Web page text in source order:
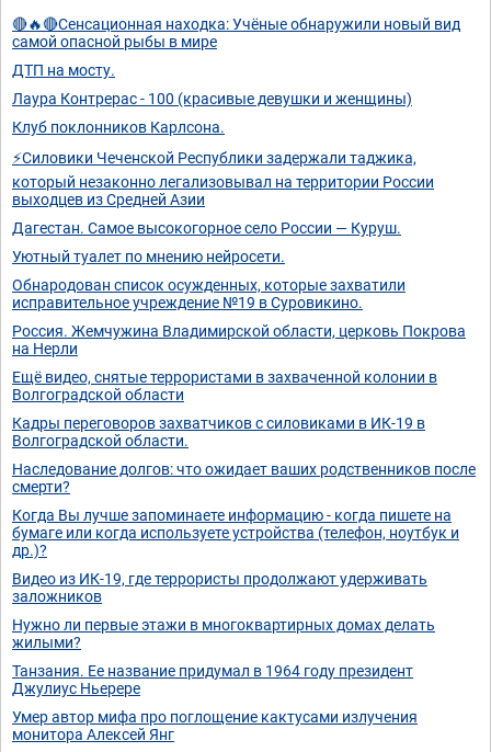
🔴🔥🔴Сенсационная находка: Учёные обнаружили новый вид
самой опасной рыбы в мире
ДТП на мосту.
Лаура Контрерас - 100 (красивые девушки и женщины)
Клуб поклонников Карлсона.
⚡️Силовики Чеченской Республики задержали таджика,
который незаконно легализовывал на территории России
выходцев из Средней Азии
Дагестан. Самое высокогорное село России — Куруш.
Уютный туалет по мнению нейросети.
Обнародован список осужденных, которые захватили
исправительное учреждение №19 в Суровикино.
Россия. Жемчужина Владимирской области, церковь Покрова
на Нерли
Ещё видео, снятые террористами в захваченной колонии в
Волгоградской области
Кадры переговоров захватчиков с силовиками в ИК-19 в
Волгоградской области.
Наследование долгов: что ожидает ваших родственников после
смерти?
Когда Вы лучше запоминаете информацию - когда пишете на
бумаге или когда используете устройства (телефон, ноутбук и
др.)?
Видео из ИК-19, где террористы продолжают удерживать
заложников
Нужно ли первые этажи в многоквартирных домах делать
жилыми?
Танзания. Ее название придумал в 1964 году президент
Джулиус Ньерере
Умер автор мифа про поглощение кактусами излучения
монитора Алексей Янг